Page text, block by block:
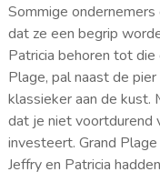
Sommige
dat ze een begrip
Patricia behoren tot
Plage, pal naast de pier
klassieker aan de kust.
dat je niet voortdurend
investeert. Grand
Jeffry en Patricia